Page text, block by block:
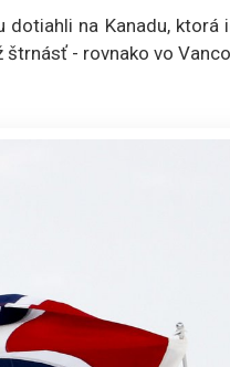
na Kanadu, ktorá
- rovnako vo